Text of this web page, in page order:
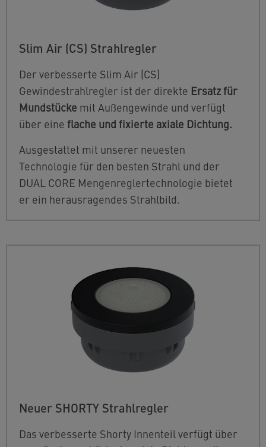
Slim Air (CS) Strahlregler
Der verbesserte Slim Air (CS)
Gewindestrahlregler ist der direkte Ersatz für
Mundstücke mit Außengewinde und verfügt
über eine flache und fixierte axiale Dichtung.
Ausgestattet mit unserer neuesten
Technologie für den besten Strahl und der
DUAL CORE Mengenreglertechnologie bietet
er ein herausragendes Strahlbild.
Neuer SHORTY Strahlregler
Das verbesserte Shorty Innenteil verfügt über